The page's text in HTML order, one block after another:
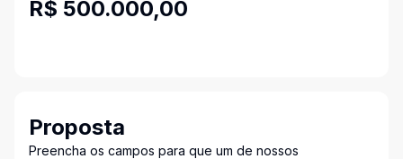
R$ 500.000,00
Proposta
Preencha os campos para que um de nossos